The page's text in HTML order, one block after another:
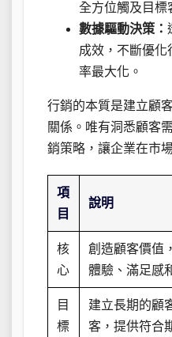
全方位觸及目標
數據驅動決策：
成效，不斷優化
率最大化。
行銷的本質是建立顧
關係。唯有洞悉顧客
銷策略，讓企業在市
項
目
說明
核
心
創造顧客價值
體驗、滿足感
目
標
建立長期的顧
客，提供符合